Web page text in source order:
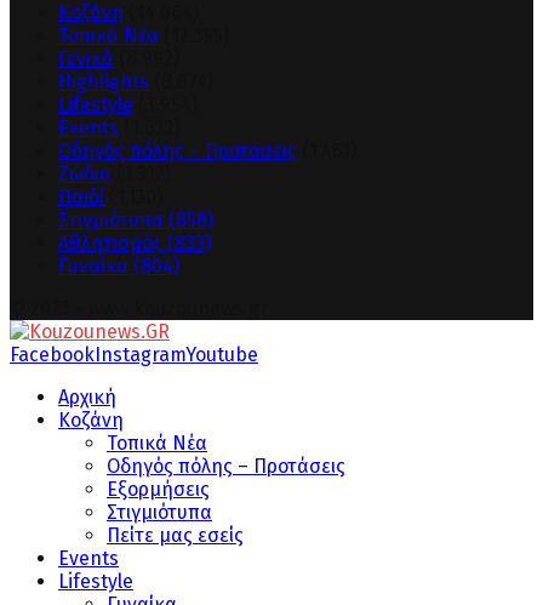
Κοζάνη
Τοπικά Νέα
Γενικά
Highlights
Lifestyle
Events
Οδηγός πόλης – Προτάσεις
Ζώδια
Παιδί
Στιγμιότυπα (858)
Αθλητισμός (833)
Γυναίκα (804)
Facebook InstagramYoutube
Αρχική
Κοζάνη
Τοπικά Νέα
Οδηγός πόλης – Προτάσεις
Εξορμήσεις
Στιγμιότυπα
Πείτε μας εσείς
Events
Lifestyle